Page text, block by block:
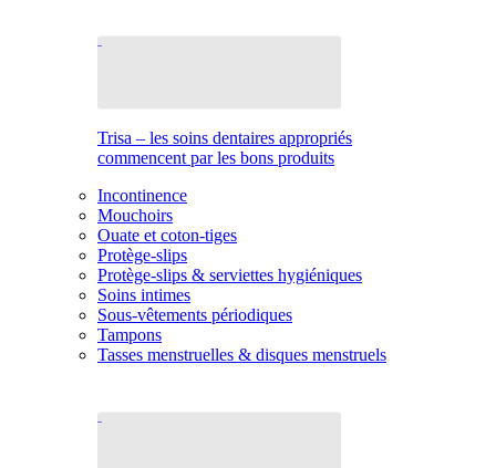
Trisa – les soins dentaires appropriés
commencent par les bons produits
Incontinence
Mouchoirs
Ouate et coton-tiges
Protège-slips
Protège-slips & serviettes hygiéniques
Soins intimes
Sous-vêtements périodiques
Tampons
Tasses menstruelles & disques menstruels